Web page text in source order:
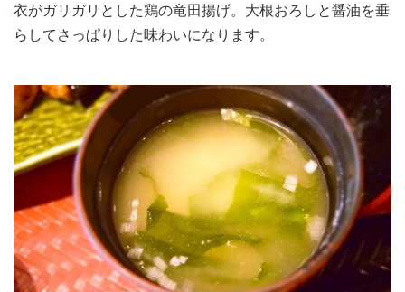
衣がガリガリとした鶏の竜田揚げ。大根おろしと醤油を垂
らしてさっぱりした味わいになります。